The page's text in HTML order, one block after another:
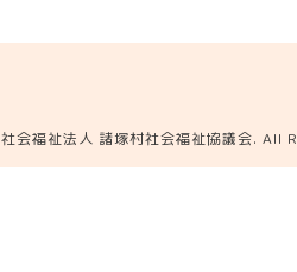
社会福祉法人 諸塚村社会福祉協議会. All